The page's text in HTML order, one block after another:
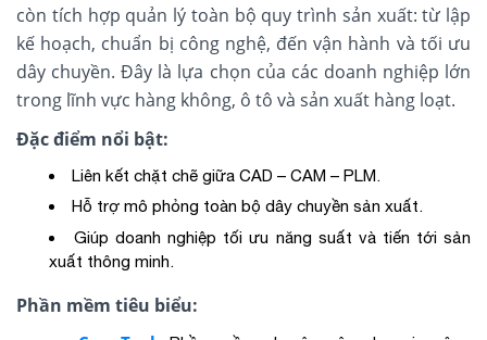
còn tích hợp quản lý toàn bộ quy trình sản xuất: từ lập
kế hoạch, chuẩn bị công nghệ, đến vận hành và tối ưu
dây chuyền. Đây là lựa chọn của các doanh nghiệp lớn
trong lĩnh vực hàng không, ô tô và sản xuất hàng loạt.
Đặc điểm nổi bật:
Liên kết chặt chẽ giữa CAD – CAM – PLM.
Hỗ trợ mô phỏng toàn bộ dây chuyền sản xuất.
Giúp doanh nghiệp tối ưu năng suất và tiến tới sản
xuất thông minh.
Phần mềm tiêu biểu: